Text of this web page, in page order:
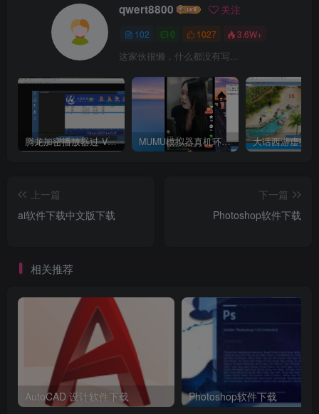
qwert8800 关注
102 0 1027 3.6W+
这家伙很懒，什么都没有写...
腾龙加密播放器过 VM虚拟机检测 MUMU模拟器真机环境 ——–选择购买使用 大话西游虚拟机
上一篇
ai软件下载中文版下载
下一篇
Photoshop软件下载
相关推荐
AutoCAD 设计软件下载 Photoshop软件下载